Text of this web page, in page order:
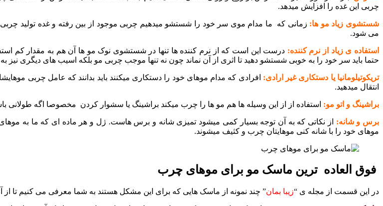
چربی این غده را افزایش میدهد.
شستشوی زیاد مو ها: زمانی که ما مدام موی سر خود را شستشو میدهیم چربی موجود از بین رفته و غده تولید
می شود.
استفاده ی زیاد از نرم کننده: درست این است که از نرم کننده ها تنها در شستشوی نوک مو ها آن هم به مقدار کم
حتما باید سر خود را به خوبی شستشو دهید تا اثری از آن نماند چون نه تنها موجب چربی مو بلکه اسیب های دیگری نیز
تریکوتیلومانیا یا دستکاری غیر ارادی: افرادی که مدام موهای خود را دستکاری میکنند باید بدانند که عامل چربی
انتقال میدهید.
براشینگ و اتو مو: استفاده از از این وسیله ها هم مو ها را چرب میکند براشینگ یا سشوار کردن مخصوصا اگه طولانی
برس و شانه: از نکاتی که به آن توجه بسیار کمی میشود تمیزی شانه و برس هاست. ژل و هر ماده ای که ما به موهای
موهای خود را با شانه کنی موهایتان چرب و کثیف میشوند.
فوق العاده ترین ماسک مو برای موهای چرب
در این قسمت از مجله ی “زیبا بمان” چند نمونه از ماسک هایی که برای این مشکل هستند به شما معرفی می کنیم تا از